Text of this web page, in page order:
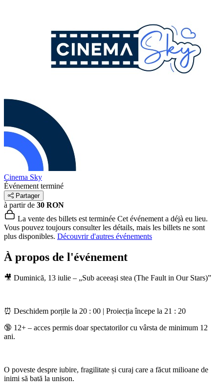
Cinema Sky
Événement terminé
Partager
à partir de 30 RON
La vente des billets est terminée Cet événement a déjà eu lieu.
Vous pouvez toujours consulter les détails, mais les billets ne sont
plus disponibles. Découvrir d'autres événements
À propos de l'événement
🎥 Duminică, 13 iulie – „Sub aceeași stea (The Fault in Our Stars)”
⏰ Deschidem porțile la 20 : 00 | Proiecția începe la 21 : 20
🔞 12+ – acces permis doar spectatorilor cu vârsta de minimum 12
ani.
O poveste despre iubire, fragilitate și curaj care a făcut milioane de
inimi să bată la unison.